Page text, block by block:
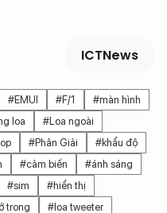
ICTNews
#EMUI #F/1
#màn hình
loa
#Loa ngoài
#Phân Giải
#khẩu độ
#cảm biến
#ánh sáng
#sim
#hiển thị
trong #loa tweeter